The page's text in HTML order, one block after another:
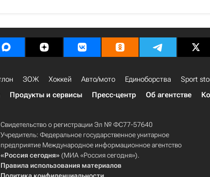
ЗОЖ Хоккей Авто/мото Единоборства Sport
Продукты и сервисы Пресс-центр Об агентстве
Свидетельство о регистрации Эл № ФС77-57640
Учредитель: Федеральное государственное унитарное
предприятие Международное информационное агентство
«Россия сегодня» (МИА «Россия сегодня»).
Правила использования материалов